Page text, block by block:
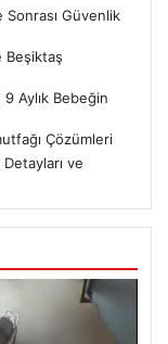
Sonrası Güvenlik
Beşiktaş
Aylık Bebeğin
Çözümleri
ve